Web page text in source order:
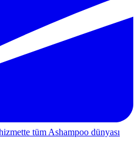
tüm Ashampoo dünyası